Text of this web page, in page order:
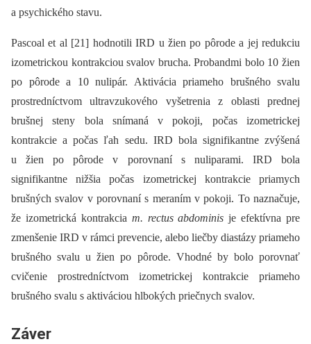
a psychického stavu.
Pascoal et al [21] hodnotili IRD u žien po pôrode a jej redukciu
izometrickou kontrakciou svalov brucha. Probandmi bolo 10 žien
po pôrode a 10 nulipár. Aktivácia priameho brušného svalu
prostredníctvom ultravzukového vyšetrenia z oblasti prednej
brušnej steny bola snímaná v pokoji, počas izometrickej
kontrakcie a počas ľah sedu. IRD bola signifikantne zvýšená
u žien po pôrode v porovnaní s nuliparami. IRD bola
signifikantne nižšia počas izometrickej kontrakcie priamych
brušných svalov v porovnaní s meraním v pokoji. To naznačuje,
že izometrická kontrakcia m. rectus abdominisje efektívna pre
zmenšenie IRD v rámci prevencie, alebo liečby diastázy priameho
brušného svalu u žien po pôrode. Vhodné by bolo porovnať
cvičenie prostredníctvom izometrickej kontrakcie priameho
brušného svalu s aktiváciou hlbokých priečnych svalov.
Záver